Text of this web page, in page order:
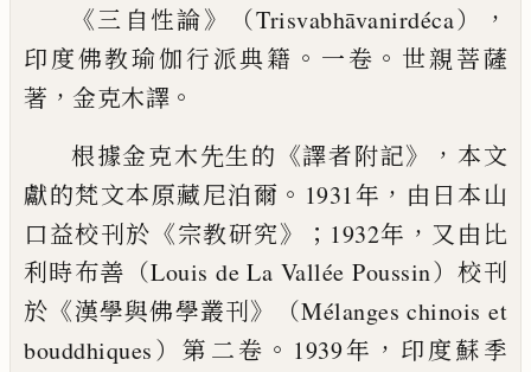
《三自性論》 （Trisvabhāvanirdéca） ，
印度佛教瑜伽行派典籍 。 一卷 。 世親菩薩
著 ， 金克木譯 。
根據金克木先生的 《譯者附記》， 本文
獻的梵文本原藏尼泊爾 。 1931年 ， 由日本山
口益校刊於 《宗教研究》； 1932年 ， 又由比
利時布善（Louis de La Vallée Poussin）校刊
於 《漢學與佛學叢刊》
（Mélanges chinois et
bouddhiques）第二卷 。 1939年 ， 印度蘇季